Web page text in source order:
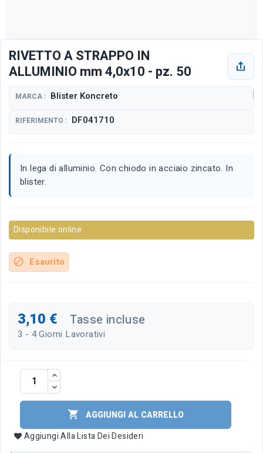
RIVETTO A STRAPPO IN
ALLUMINIO mm 4,0x10 - pz. 50
MARCA : Blister Koncreto
RIFERIMENTO : DF041710
In lega di alluminio. Con chiodo in acciaio zincato. In
blister.
Disponibile online
block Esaurito
3,10 € Tasse incluse
3 - 4 Giorni Lavorativi

AGGIUNGI AL CARRELLO
Aggiungi Alla Lista Dei Desideri